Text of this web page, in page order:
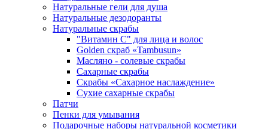
Натуральные гели для душа
Натуральные дезодоранты
Натуральные скрабы
"Витамин С" для лица и волос
Golden скраб «Tambusun»
Масляно - солевые скрабы
Сахарные скрабы
Скрабы «Сахарное наслаждение»
Сухие сахарные скрабы
Патчи
Пенки для умывания
Подарочные наборы натуральной косметики